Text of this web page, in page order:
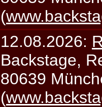
(
12.08.2026:
Backstage,
80639
(